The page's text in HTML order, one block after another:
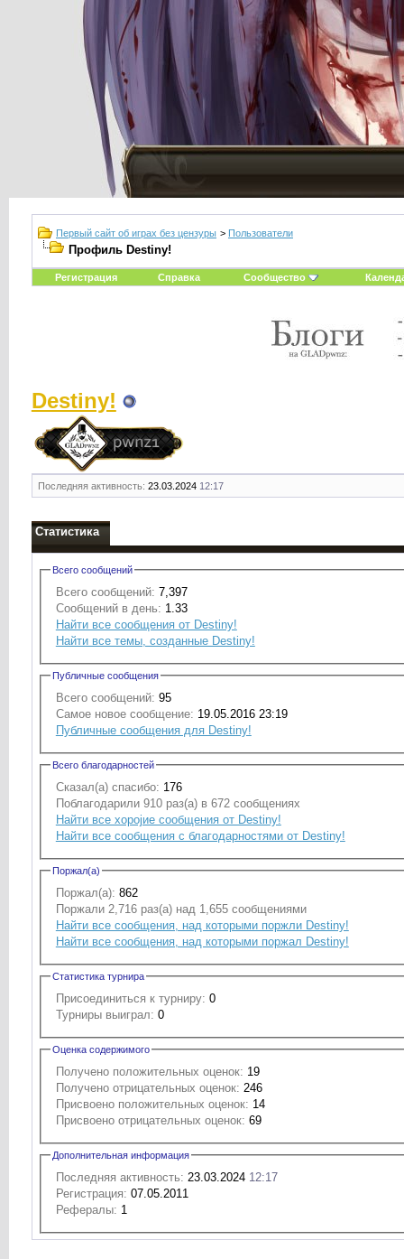
Первый сайт об играх без цензуры > Пользователи
Профиль Destiny!
Регистрация Справка Сообщество
Destiny!
Последняя активность: 23.03.2024 12:17
Статистика
Всего сообщений
Всего сообщений: 7,397
Сообщений в день: 1.33
Найти все сообщения от Destiny!
Найти все темы, созданные Destiny!
Публичные сообщения
Всего сообщений: 95
Самое новое сообщение: 19.05.2016 23:19
Публичные сообщения для Destiny!
Всего благодарностей
Сказал(а) спасибо: 176
Поблагодарили 910 раз(а) в 672 сообщениях
Найти все хоројие сообщения от Destiny!
Найти все сообщения с благодарностями от Destiny!
Поржал(а)
Поржал(а): 862
Поржали 2,716 раз(а) над 1,655 сообщениями
Найти все сообщения, над которыми поржли Destiny!
Найти все сообщения, над которыми поржал Destiny!
Статистика турнира
Присоединиться к турниру: 0
Турниры выиграл: 0
Оценка содержимого
Получено положительных оценок: 19
Получено отрицательных оценок: 246
Присвоено положительных оценок: 14
Присвоено отрицательных оценок: 69
Дополнительная информация
Последняя активность: 23.03.2024 12:17
Регистрация: 07.05.2011
Рефералы: 1